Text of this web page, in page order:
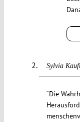
Sylvia
“Die